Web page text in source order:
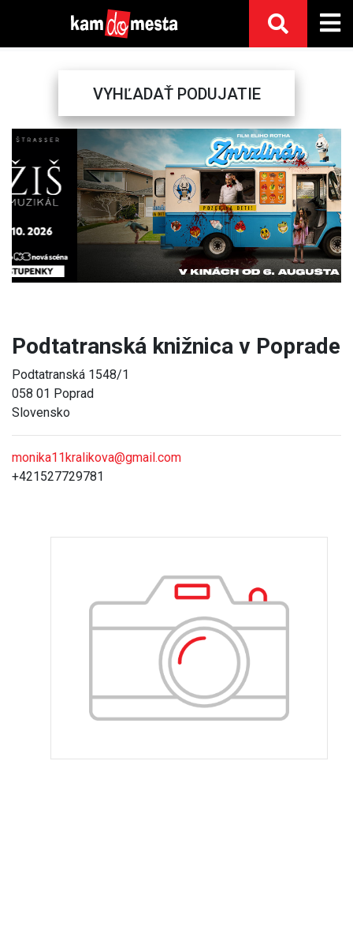
VYHĽADAŤ PODUJATIE
Next
Podtatranská knižnica v Poprade
Podtatranská 1548/1
058 01 Poprad
Slovensko
monika11kralikova@gmail.com
+421527729781